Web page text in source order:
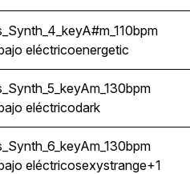
eléctricoenergetic
eléctricodark
eléctricosexystrange+1